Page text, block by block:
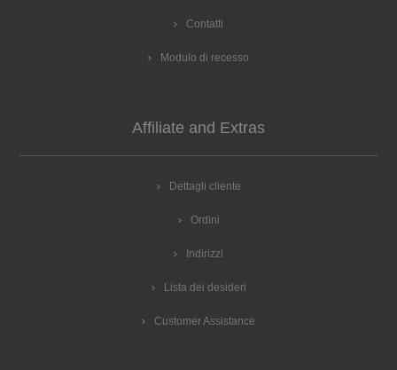
Contatti
Modulo di recesso
Affiliate and Extras
Dettagli cliente
Ordini
Indirizzi
Lista dei desideri
Customer Assistance